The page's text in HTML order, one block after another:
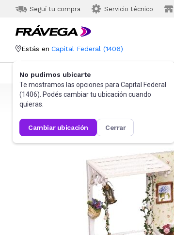
Seguí tu compra Servicio técnico
Estás en Capital Federal (1406)
No pudimos ubicarte
Te mostramos las opciones para Capital Federal
(1406). Podés cambiar tu ubicación cuando
quieras.
cambiar ubicación cerrar
Categorías Más Vendidos
Frávega Juguetes y Juegos Muñecas y Accesorios